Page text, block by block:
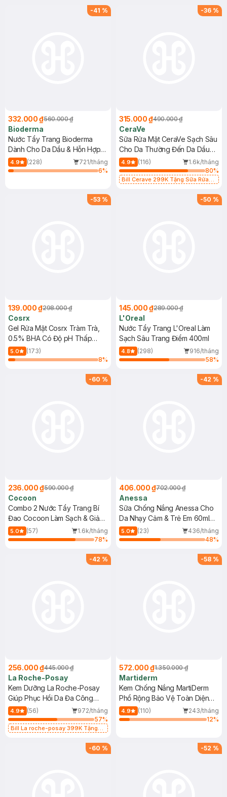
-41 %
332.000 ₫560.000 ₫
Bioderma
Nước Tẩy Trang Bioderma
Dành Cho Da Dầu & Hỗn Hợp
500ml
4.9 (228)
721/tháng
6%
-36 %
315.000 ₫490.000 ₫
CeraVe
Sữa Rửa Mặt CeraVe Sạch Sâu
Cho Da Thường Đến Da Dầu
473ml
4.9 (116)
1.6k/tháng
80%
Bill Cerave 299K Tặng Sữa Rửa
-53 %
139.000 ₫298.000 ₫
Cosrx
Gel Rửa Mặt Cosrx Tràm Trà,
0.5% BHA Có Độ pH Thấp
150ml
5.0
(173)
8%
-50 %
145.000 ₫289.000 ₫
L'Oreal
Nước Tẩy Trang L'Oreal Làm
Sạch Sâu Trang Điểm 400ml
4.8 (298)
916/tháng
58%
-60 %
236.000 ₫590.000 ₫
Cocoon
Combo 2 Nước Tẩy Trang Bí
Đao Cocoon Làm Sạch & Giảm
Dầu 500ml
5.0 (57)
1.6k/tháng
78%
-42 %
406.000 ₫702.000 ₫
Anessa
Sữa Chống Nắng Anessa Cho
Da Nhạy Cảm & Trẻ Em 60ml
(Mới)
5.0 (23)
436/tháng
48%
-42 %
256.000 ₫445.000 ₫
La Roche-Posay
Kem Dưỡng La Roche-Posay
Giúp Phục Hồi Da Đa Công
Dụng 40ml
4.9 (56)
972/tháng
57%
Bill La roche-posay 399K Tặng
-58 %
572.000 ₫1.350.000 ₫
Martiderm
Kem Chống Nắng MartiDerm
Phổ Rộng Bảo Vệ Toàn Diện
40ml
4.9 (110)
243/tháng
12%
-60 % -52 %